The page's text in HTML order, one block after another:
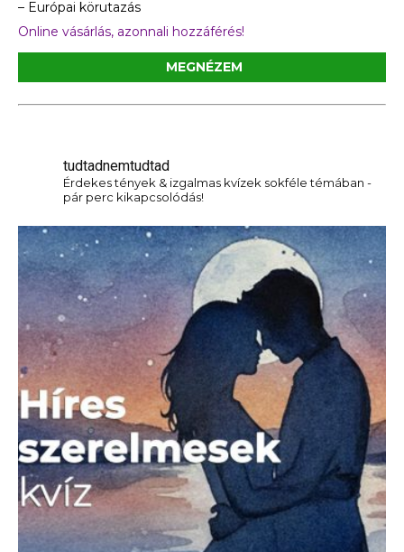
– Európai körutazás
Online vásárlás, azonnali hozzáférés!
MEGNÉZEM
tudtadnemtudtad
Érdekes tények & izgalmas kvízek sokféle témában -
pár perc kikapcsolódás!